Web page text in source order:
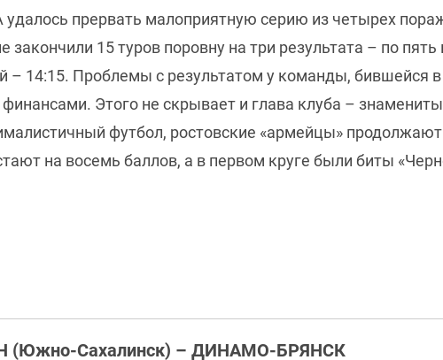
прервать малоприятную серию из четырех
15 туров поровну на три результата – по
– 14:15. Проблемы с результатом у команды, бившейся
Этого не скрывает и глава клуба –
футбол, ростовские «армейцы»
на восемь баллов, а в первом круге были биты
(Южно-Сахалинск) – ДИНАМО-БРЯНСК